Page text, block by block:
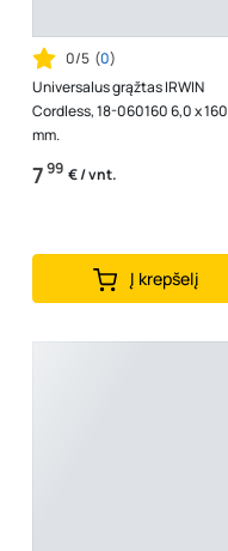
0/5 (0)
Universalus grąžtas IRWIN
Cordless, 18-060160 6,0 x 160
mm.
799 € / vnt.
Į krepšelį